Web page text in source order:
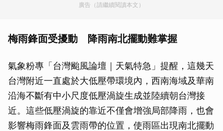
廣告（請繼續閱讀本文）
梅雨鋒面受擾動 降雨南北擺動難掌握
氣象粉專「台灣颱風論壇｜天氣特急」提醒，這幾天
台灣附近一直處於大低壓帶環境內，西南海域及華南
沿海不斷有中小尺度低壓渦旋生成並陸續朝台灣接
近。這些低壓渦旋的靠近不僅會增強局部降雨，也會
影響梅雨鋒面及雲雨帶的位置，使雨區出現南北擺動